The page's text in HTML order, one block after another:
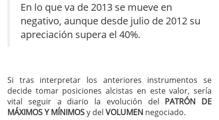
En lo que va de 2013 se mueve en
negativo, aunque desde julio de 2012 su
apreciación supera el 40%.
Si tras interpretar los anteriores instrumentos se
decide tomar posiciones alcistas en este valor, sería
vital seguir a diario la evolución del PATRÓN DE
MÁXIMOS Y MÍNIMOSy del VOLUMEN negociado.